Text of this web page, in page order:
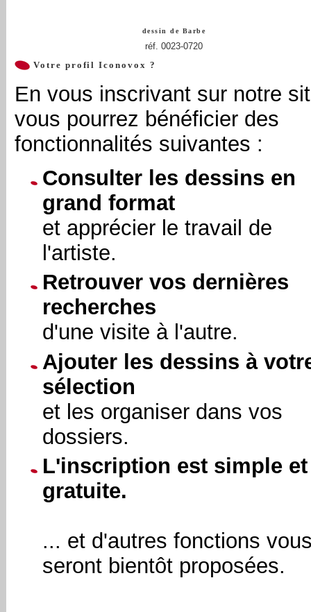
dessin de Barbe
réf. 0023-0720
Votre profil Iconovox ?
En vous inscrivant sur notre
vous pourrez bénéficier des
fonctionnalités suivantes :
Consulter les dessins en
grand format
et apprécier le travail de
l'artiste.
Retrouver vos dernières
recherches
d'une visite à l'autre.
Ajouter les dessins à
sélection
et les organiser dans vos
dossiers.
L'inscription est simple et
gratuite.
... et d'autres fonctions
seront bientôt proposées.